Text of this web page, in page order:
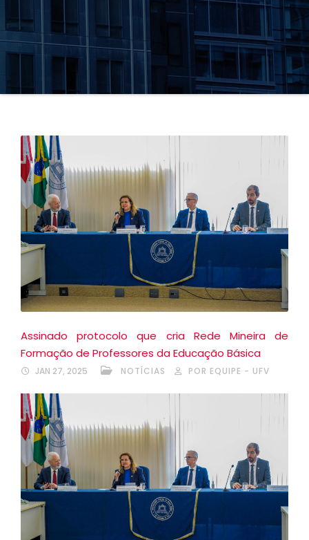
Assinado protocolo que cria Rede Mineira de
Formação de Professores da Educação Básica
JAN 27, 2025 NOTÍCIAS POR EQUIPE - UFV